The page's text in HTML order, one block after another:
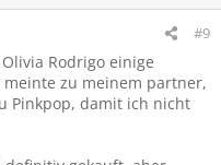
#9
Rodrigo einige
zu meinem partner,
Pinkpop, damit ich nicht